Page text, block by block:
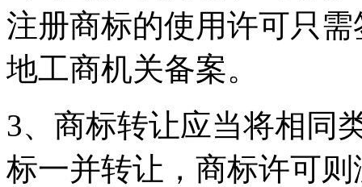
注册商标的使用许可只
地工商机关备案。
3、商标转让应当将相同
标一并转让，商标许